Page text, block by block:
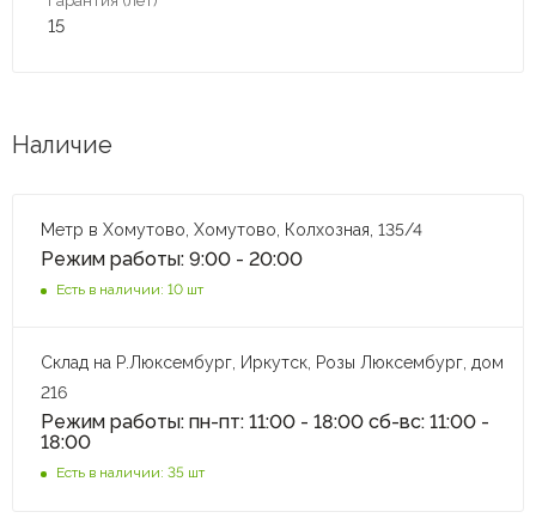
15
Наличие
Метр в Хомутово, Хомутово, Колхозная, 135/4
Режим работы: 9:00 - 20:00
Есть в наличии: 10 шт
Склад на Р.Люксембург, Иркутск, Розы Люксембург, дом
216
Режим работы: пн-пт: 11:00 - 18:00 сб-вс: 11:00 -
18:00
Есть в наличии: 35 шт